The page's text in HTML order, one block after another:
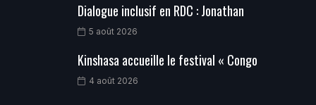
Dialogue inclusif en RDC : Jonathan
5 août 2026
Kinshasa accueille le festival « Congo
4 août 2026